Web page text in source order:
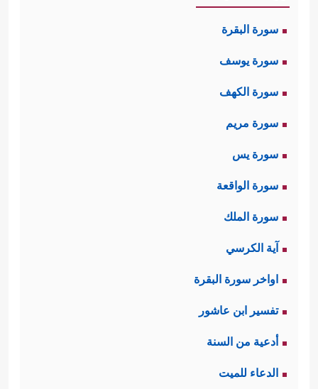
سورة البقرة
سورة يوسف
سورة الكهف
سورة مريم
سورة يس
سورة الواقعة
سورة الملك
آية الكرسي
اواخر سورة البقرة
تفسير ابن عاشور
أدعية من السنة
الدعاء للميت